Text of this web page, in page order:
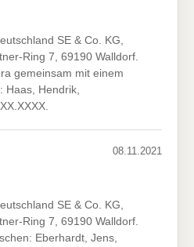
SE & Co. KG,
Ring 7, 69190 Walldorf.
gemeinsam mit einem
Haas, Hendrik,
08.11.2021
SE & Co. KG,
Ring 7, 69190 Walldorf.
Eberhardt, Jens,